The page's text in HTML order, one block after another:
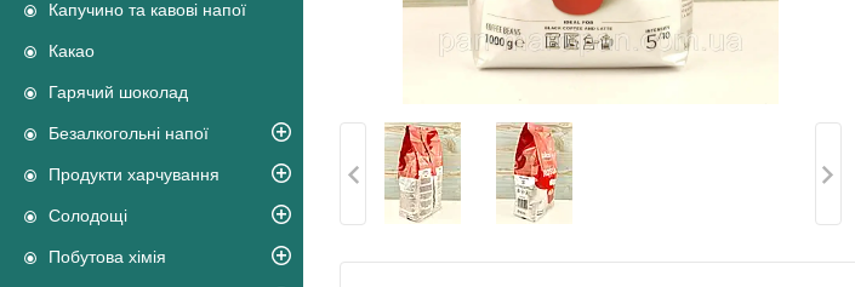
Капучино та кавові напої
Какао
Гарячий шоколад
Безалкогольні напої
Продукти харчування
Солодощі
Побутова хімія